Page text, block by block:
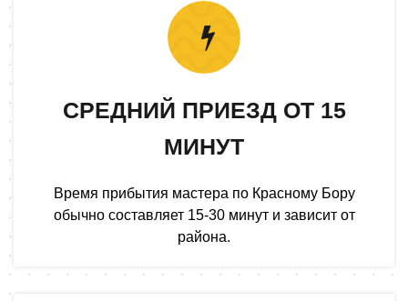
СРЕДНИЙ ПРИЕЗД ОТ 15
МИНУТ
Время прибытия мастера по Красному Бору
обычно составляет 15-30 минут и зависит от
района.